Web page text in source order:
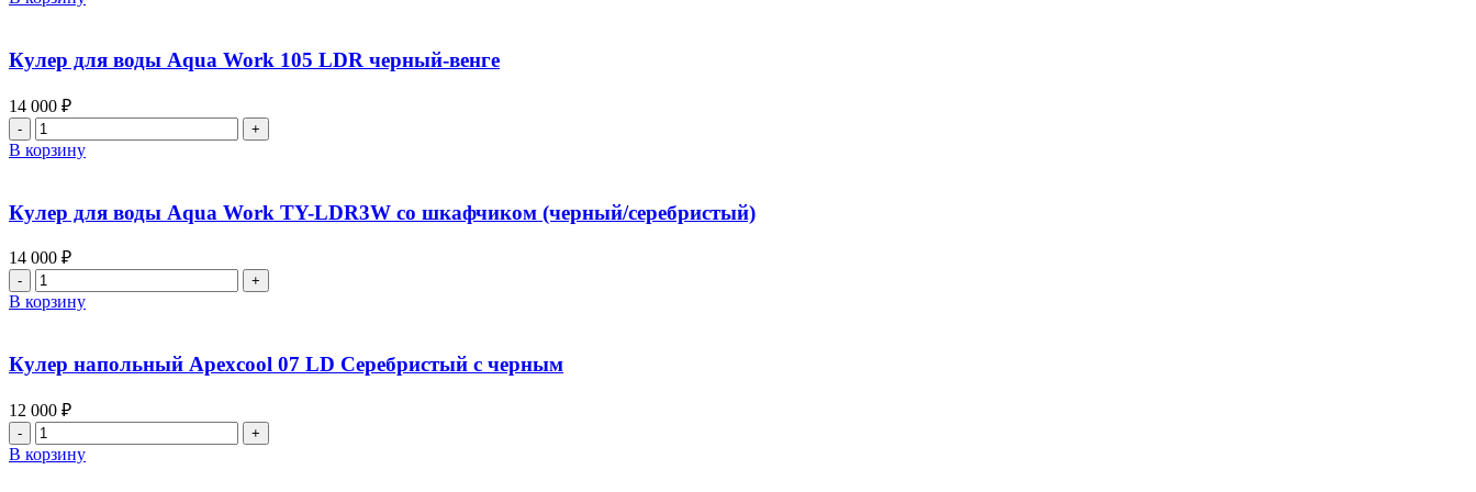
Кулер для воды Aqua Work 105 LDR черный-венге
14 000 ₽
В корзину
Кулер для воды Aqua Work TY-LDR3W со шкафчиком (черный/серебристый)
14 000 ₽
В корзину
Кулер напольный Apexcool 07 LD Серебристый с черным
12 000 ₽
В корзину